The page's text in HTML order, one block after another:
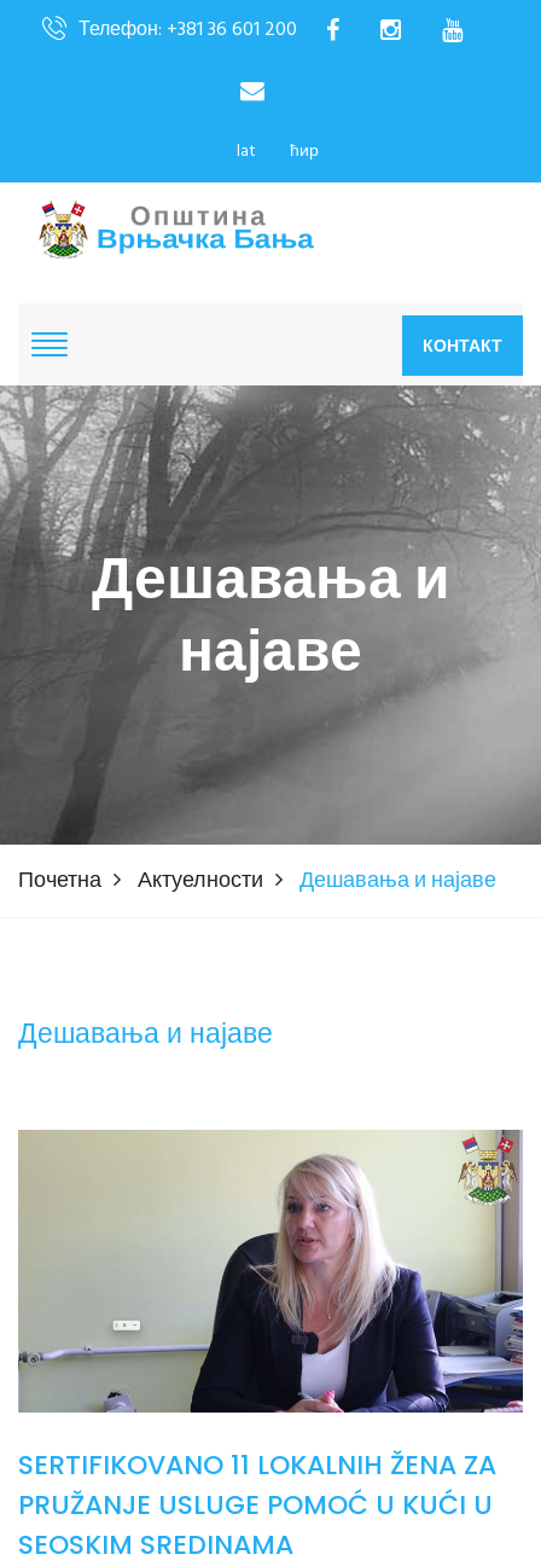
Телефон: +381 36 601 200
lat ћир
КОНТАКТ
Дешавања и
најаве
Почетна Актуелности Дешавања и најаве
Дешавања и најаве
SERTIFIKOVANO 11 LOKALNIH ŽENA ZA
PRUŽANJE USLUGE POMOĆ U KUĆI U
SEOSKIM SREDINAMA